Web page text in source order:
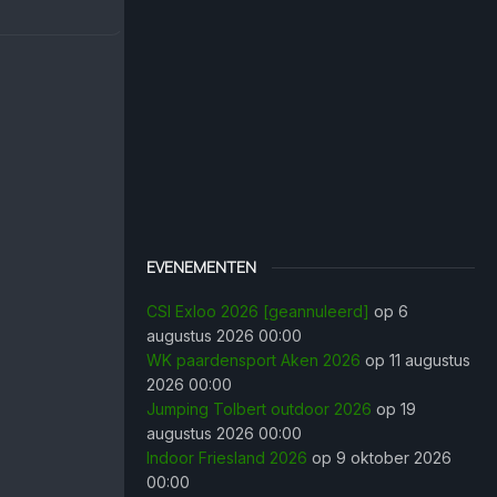
EVENEMENTEN
CSI Exloo 2026 [geannuleerd] op 6
augustus 2026 00:00
WK paardensport Aken 2026 op 11 augustus
2026 00:00
Jumping Tolbert outdoor 2026 op 19
augustus 2026 00:00
Indoor Friesland 2026 op 9 oktober 2026
00:00